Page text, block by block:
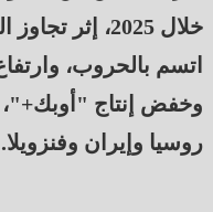
خلال 2025،
اتسم بالحروب،
وخفض إنتاج
روسيا وإيران وفنزويلا.